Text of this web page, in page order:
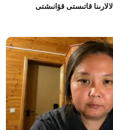
قاتىستى قۋانىشتى